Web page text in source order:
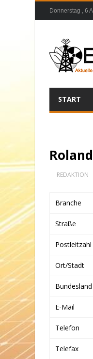
Donnerstag , 6
START
REDAKTION
Branche
Straße
Postleitzahl
Ort/Stadt
Bundesland
E-Mail
Telefon
Telefax